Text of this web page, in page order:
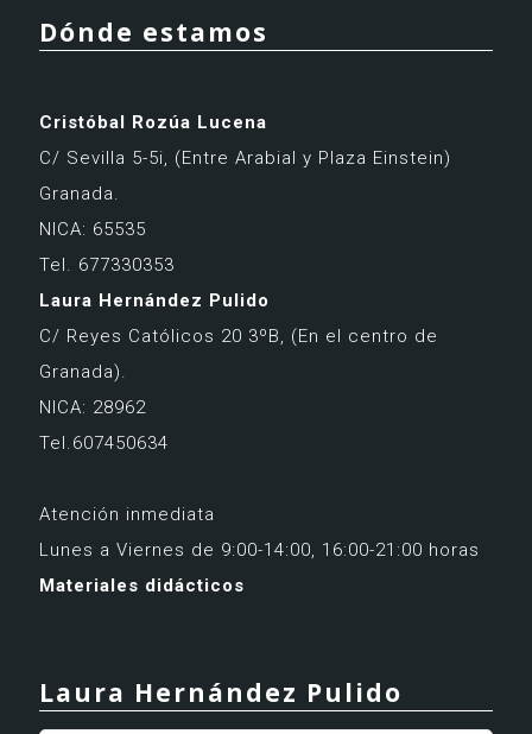
Dónde estamos
Cristóbal Rozúa Lucena
C/ Sevilla 5-5i, (Entre Arabial y Plaza Einstein)
Granada.
NICA: 65535
Tel. 677330353
Laura Hernández Pulido
C/ Reyes Católicos 20 3ºB, (En el centro de
Granada).
NICA: 28962
Tel.607450634
Atención inmediata
Lunes a Viernes de 9:00-14:00, 16:00-21:00 horas
Materiales didácticos
Laura Hernández Pulido